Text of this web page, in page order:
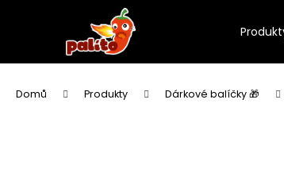
Domů Produkty Dárkové balíčky 🎁
Zpět
Zpět